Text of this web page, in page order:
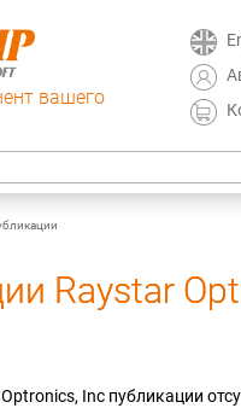
вашего
Raystar
Inc публикации